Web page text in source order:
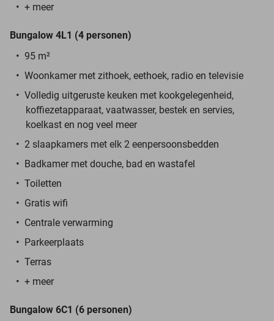
+ meer
Bungalow 4L1 (4 personen)
95 m²
Woonkamer met zithoek, eethoek, radio en televisie
Volledig uitgeruste keuken met kookgelegenheid,
koffiezetapparaat, vaatwasser, bestek en servies,
koelkast en nog veel meer
2 slaapkamers met elk 2 eenpersoonsbedden
Badkamer met douche, bad en wastafel
Toiletten
Gratis wifi
Centrale verwarming
Parkeerplaats
Terras
+ meer
Bungalow 6C1 (6 personen)